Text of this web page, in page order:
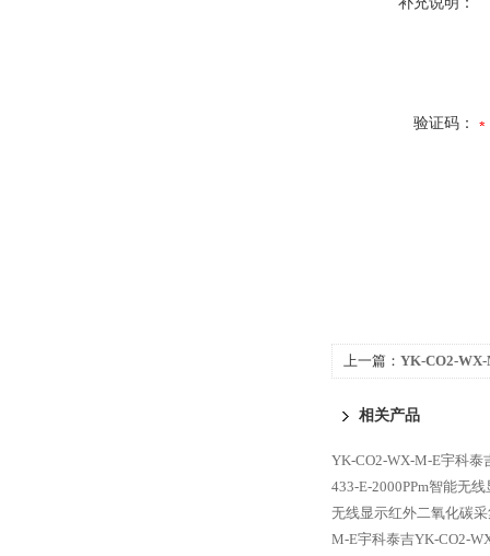
验证码：
上一篇： YK-CO2-
相关产品
YK-CO2-WX-M-E宇科泰
433-E-2000PPm智能无
无线显示红外二氧化碳
M-E宇科泰吉YK-CO2-